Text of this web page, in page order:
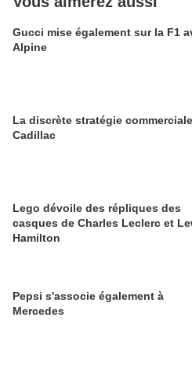
Gucci mise également sur la F1
Alpine
La discrète stratégie
Cadillac
Lego dévoile des répliques des
casques de Charles Leclerc et
Hamilton
Pepsi s'associe également à
Mercedes